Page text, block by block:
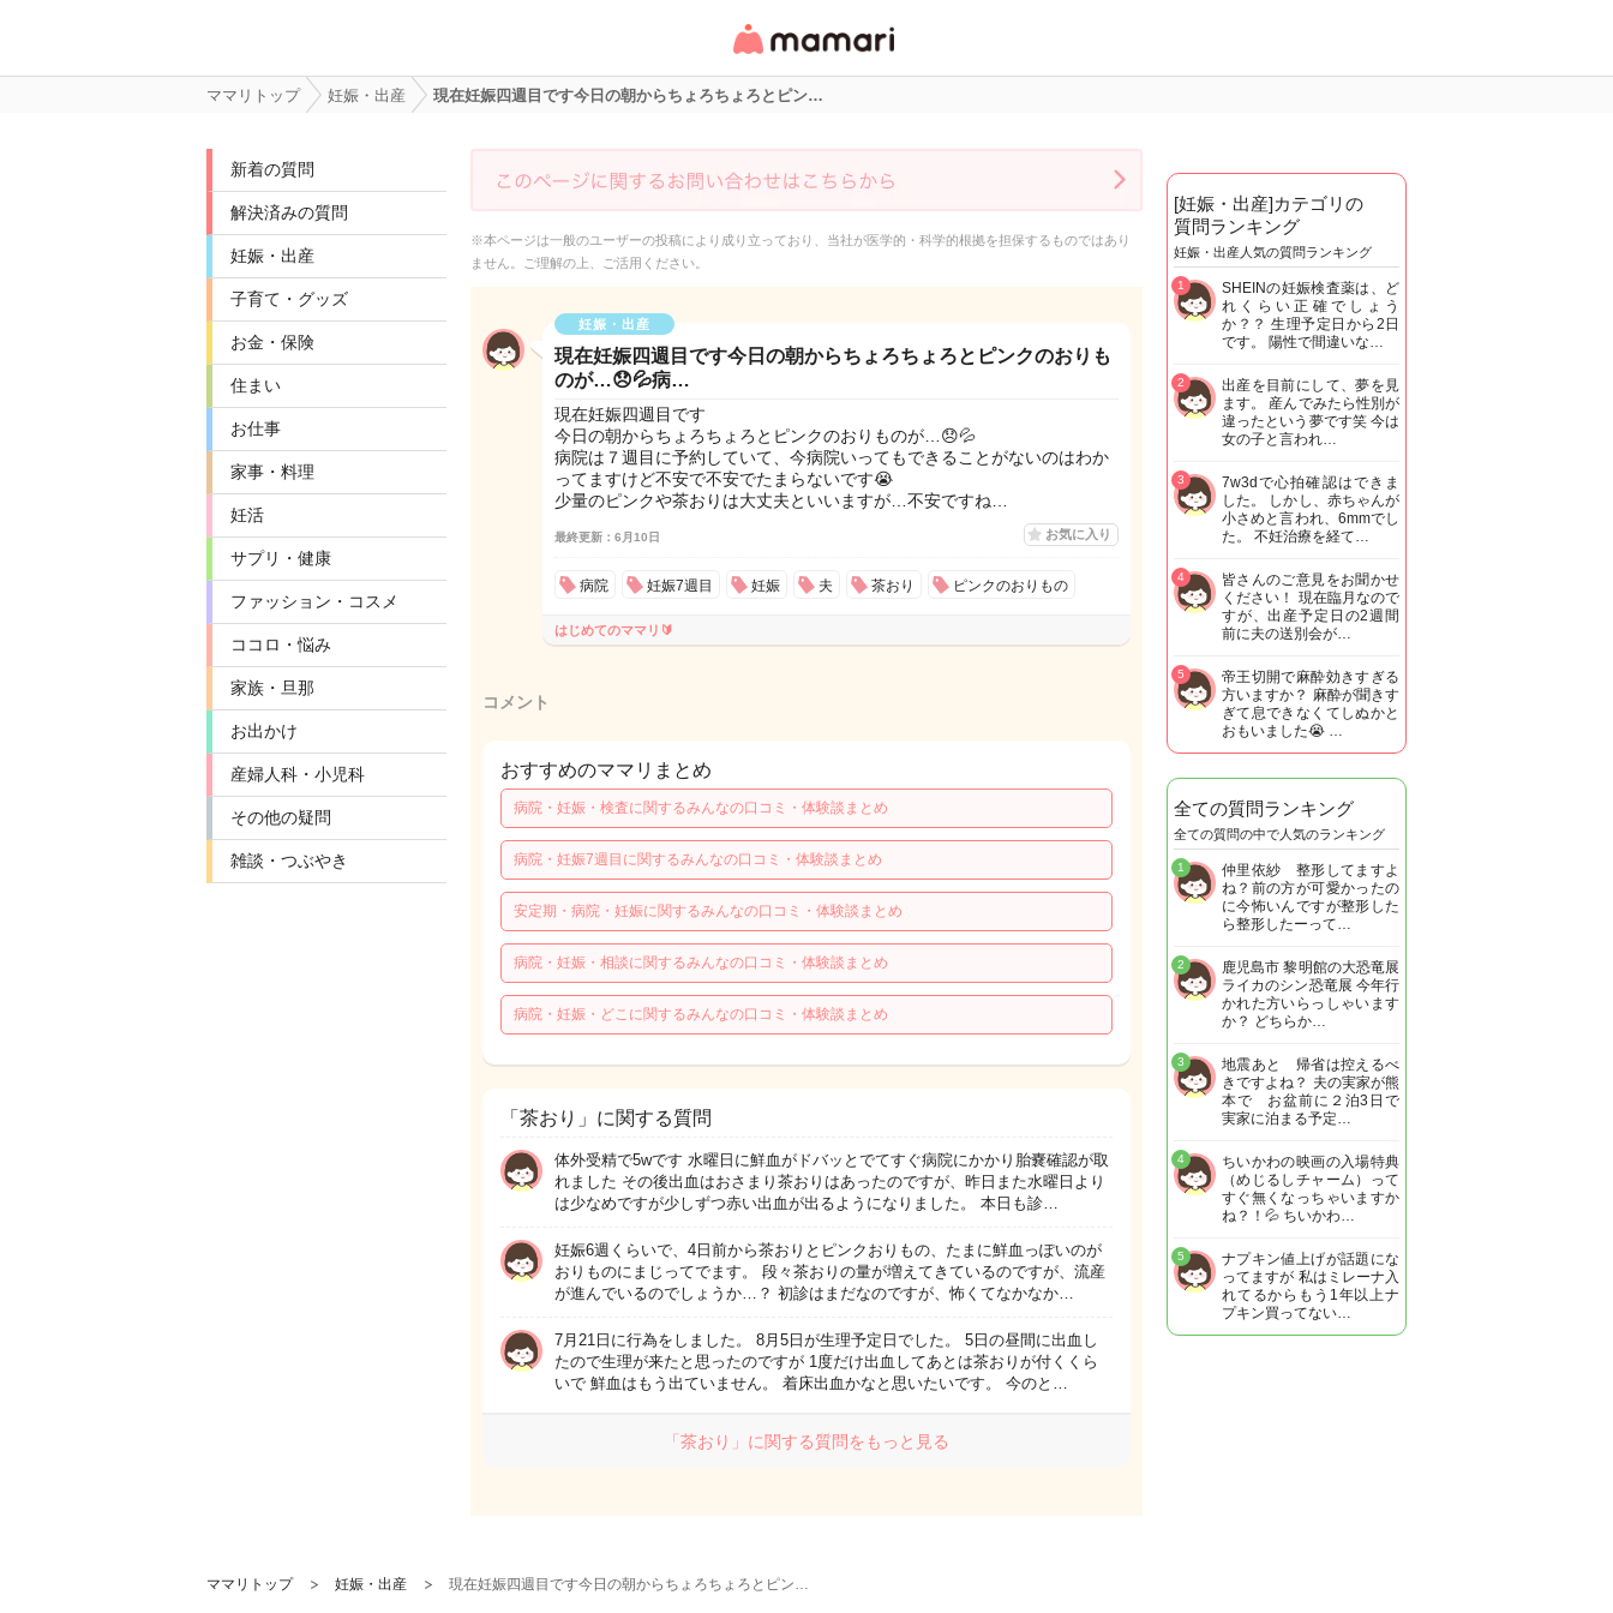
リ・情報サイト
ママリトップ 妊娠・出産 現在妊娠四週目です今日の朝からちょろちょろとピン…
新着の質問
解決済みの質問
妊娠・出産
子育て・グッズ
お金・保険
住まい
お仕事
家事・料理
妊活
サプリ・健康
ファッション・コスメ
ココロ・悩み
家族・旦那
お出かけ
産婦人科・小児科
その他の疑問
雑談・つぶやき
※本ページは一般のユーザーの投稿により成り立っており、当社が医学的・科学的根拠を担保するものではあり
ません。ご理解の上、ご活用ください。
妊娠・出産
現在妊娠四週目です今日の朝からちょろちょろとピンクのおりも
のが…😞💦病…
現在妊娠四週目です
今日の朝からちょろちょろとピンクのおりものが…😞💦
病院は７週目に予約していて、今病院いってもできることがないのはわか
ってますけど不安で不安でたまらないです😭
少量のピンクや茶おりは大丈夫といいますが…不安ですね…
最終更新：6月10日 お気に入り
病院 妊娠7週目 妊娠 夫 茶おり ピンクのおりもの
はじめてのママリ🔰
コメント
おすすめのママリまとめ
病院・妊娠・検査に関するみんなの口コミ・体験談まとめ
病院・妊娠7週目に関するみんなの口コミ・体験談まとめ
安定期・病院・妊娠に関するみんなの口コミ・体験談まとめ
病院・妊娠・相談に関するみんなの口コミ・体験談まとめ
病院・妊娠・どこに関するみんなの口コミ・体験談まとめ
「茶おり」に関する質問
体外受精で5wです 水曜日に鮮血がドバッとでてすぐ病院にかかり胎嚢確認が取
れました その後出血はおさまり茶おりはあったのですが、昨日また水曜日より
は少なめですが少しずつ赤い出血が出るようになりました。 本日も診…
妊娠6週くらいで、4日前から茶おりとピンクおりもの、たまに鮮血っぽいのが
おりものにまじってでます。 段々茶おりの量が増えてきているのですが、流産
が進んでいるのでしょうか…？ 初診はまだなのですが、怖くてなかなか…
7月21日に行為をしました。 8月5日が生理予定日でした。 5日の昼間に出血し
たので生理が来たと思ったのですが 1度だけ出血してあとは茶おりが付くくら
いで 鮮血はもう出ていません。 着床出血かなと思いたいです。 今のと…
「茶おり」に関する質問をもっと見る
[妊娠・出産]カテゴリの
質問ランキング
妊娠・出産人気の質問ランキング
SHEINの妊娠検査薬は、ど
れくらい正確でしょう
か？？ 生理予定日から2日
です。 陽性で間違いな…
1
出産を目前にして、夢を見
ます。 産んでみたら性別が
違ったという夢です笑 今は
女の子と言われ…
2
7w3dで心拍確認はできま
した。 しかし、赤ちゃんが
小さめと言われ、6mmでし
た。 不妊治療を経て…
3
皆さんのご意見をお聞かせ
ください！ 現在臨月なので
すが、出産予定日の2週間
前に夫の送別会が…
4
帝王切開で麻酔効きすぎる
方いますか？ 麻酔が聞きす
ぎて息できなくてしぬかと
おもいました😭 …
5
全ての質問ランキング
全ての質問の中で人気のランキング
仲里依紗 整形してますよ
ね？前の方が可愛かったの
に今怖いんですが整形した
ら整形したーって…
1
鹿児島市 黎明館の大恐竜展
ライカのシン恐竜展 今年行
かれた方いらっしゃいます
か？ どちらか…
2
地震あと 帰省は控えるべ
きですよね？ 夫の実家が熊
本で お盆前に２泊3日で
実家に泊まる予定…
3
ちいかわの映画の入場特典
（めじるしチャーム）って
すぐ無くなっちゃいますか
ね？！💦 ちいかわ…
4
ナプキン値上げが話題にな
ってますが 私はミレーナ入
れてるからもう1年以上ナ
プキン買ってない…
5
ママリトップ 妊娠・出産 現在妊娠四週目です今日の朝からちょろちょろとピン…